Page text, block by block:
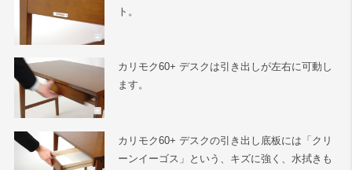
ト。
カリモク60+ デスクは引き出しが左右に可動し
ます。
カリモク60+ デスクの引き出し底板には「クリ
ーンイーゴス」という、キズに強く、水拭きも